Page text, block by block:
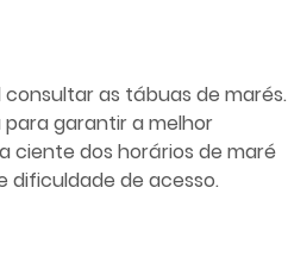
as tábuas de marés.
para garantir a melhor
ciente dos horários de maré
dificuldade de acesso.